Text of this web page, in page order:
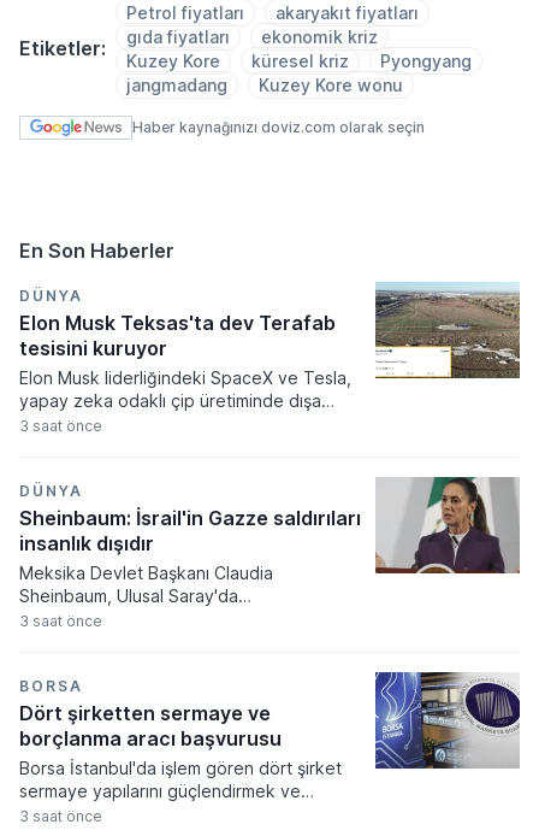
Etiketler:
Petrol fiyatları
akaryakıt fiyatları
gıda fiyatları
ekonomik kriz
Kuzey Kore
küresel kriz
Pyongyang
jangmadang
Kuzey Kore wonu
Haber kaynağınızı doviz.com olarak seçin
En Son Haberler
DÜNYA
Elon Musk Teksas'ta dev Terafab
tesisini kuruyor
Elon Musk liderliğindeki SpaceX ve Tesla,
yapay zeka odaklı çip üretiminde dışa
bağımlılığı azaltmak amacıyla Teksas
iletken kompleksine ilk etapta 16,8 milyar
dolar tutarında devasa bir sermaye aktarımı
gerçekleştirilecek.
3 saat önce
DÜNYA
Sheinbaum: İsrail'in Gazze saldırıları
insanlık dışıdır
Meksika Devlet Başkanı Claudia
Sheinbaum, Ulusal Saray'da
gerçekleştirdiği basın toplantısında Gazze
nitelendirerek uluslararası toplumu
müdahale etmeye çağırdı. Meksika'nın
Filistin Devleti'ni tanıyan resmi tutumunu
yineleyen Sheinbaum, bölgedeki sivil
kayıpların durdurulması için ateşkes ve
uluslararası hukuka uyulması gerektiğini
vurguladı.
3 saat önce
BORSA
Dört şirketten sermaye ve
borçlanma aracı başvurusu
Borsa İstanbul'da işlem gören dört şirket
sermaye yapılarını güçlendirmek ve
stratejik hedeflerine ulaşmak amacıyla
3 saat önce